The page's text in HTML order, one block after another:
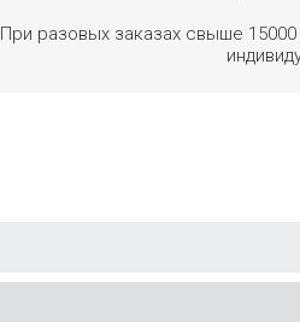
При разовых заказах свыше